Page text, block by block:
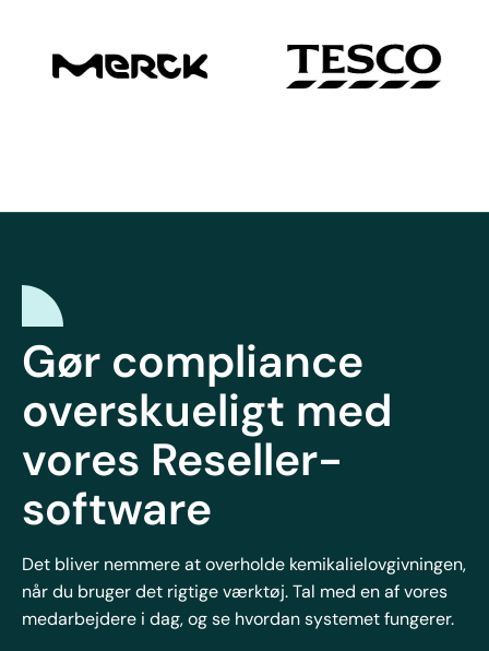
Gør compliance
overskueligt med
vores Reseller-
software
Det bliver nemmere at overholde kemikalielovgivningen,
når du bruger det rigtige værktøj. Tal med en af vores
medarbejdere i dag, og se hvordan systemet fungerer.